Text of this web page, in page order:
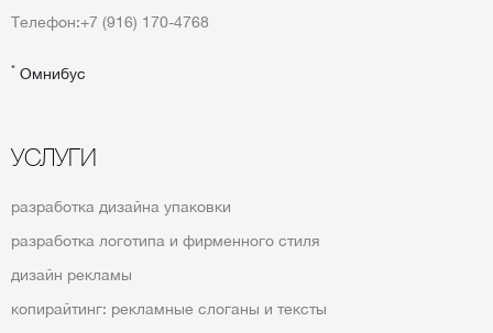
Телефон:+7 (916) 170-4768
* Омнибус
УСЛУГИ
разработка дизайна упаковки
разработка логотипа и фирменного стиля
дизайн рекламы
копирайтинг: рекламные слоганы и тексты